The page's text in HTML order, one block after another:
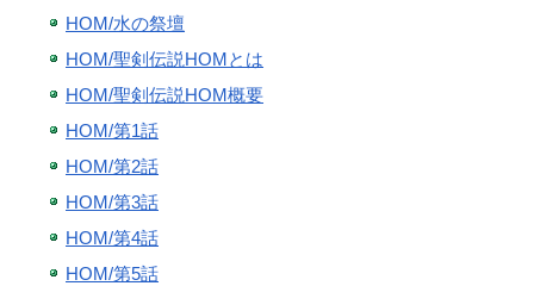
HOM/水の祭壇
HOM/聖剣伝説HOMとは
HOM/聖剣伝説HOM概要
HOM/第1話
HOM/第2話
HOM/第3話
HOM/第4話
HOM/第5話